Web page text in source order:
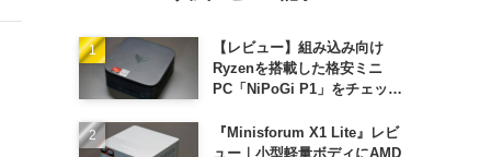
【レビュー】組み込み向け
Ryzenを搭載した格安ミニ
PC「NiPoGi P1」をチェック
高性能
『Minisforum X1 Lite』レビ
ュー｜小型軽量ボディにAMD